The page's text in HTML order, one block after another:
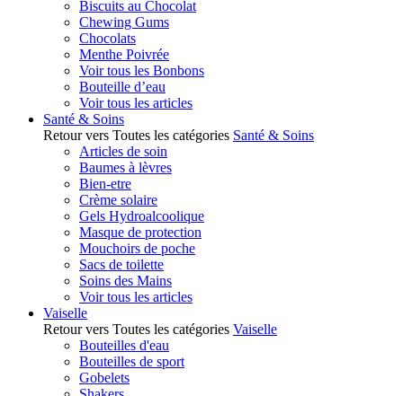
Biscuits au Chocolat
Chewing Gums
Chocolats
Menthe Poivrée
Voir tous les Bonbons
Bouteille d’eau
Voir tous les articles
Santé & Soins
Retour vers Toutes les catégories Santé & Soins
Articles de soin
Baumes à lèvres
Bien-etre
Crème solaire
Gels Hydroalcoolique
Masque de protection
Mouchoirs de poche
Sacs de toilette
Soins des Mains
Voir tous les articles
Vaiselle
Retour vers Toutes les catégories Vaiselle
Bouteilles d'eau
Bouteilles de sport
Gobelets